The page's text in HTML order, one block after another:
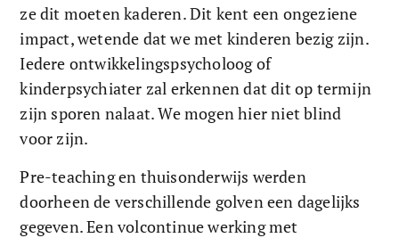
ze dit moeten kaderen. Dit kent een ongeziene
impact, wetende dat we met kinderen bezig zijn.
Iedere ontwikkelingspsycholoog of
kinderpsychiater zal erkennen dat dit op termijn
zijn sporen nalaat. We mogen hier niet blind
voor zijn.
Pre-teaching en thuisonderwijs werden
doorheen de verschillende golven een dagelijks
gegeven. Een volcontinue werking met